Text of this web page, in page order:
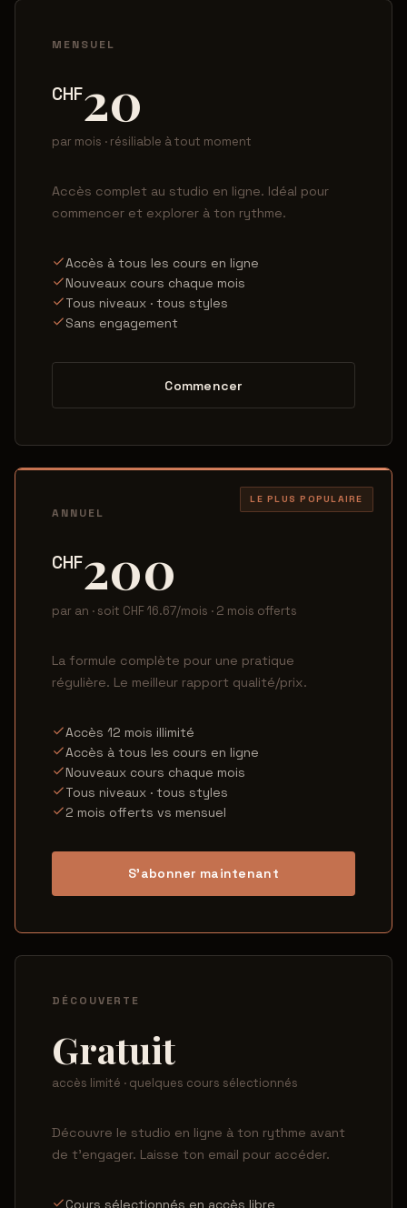
MENSUEL
CHF20
par mois · résiliable à tout moment
Accès complet au studio en ligne. Idéal pour
commencer et explorer à ton rythme.
Accès à tous les cours en ligne
Nouveaux cours chaque mois
Tous niveaux · tous styles
Sans engagement
Commencer
LE PLUS POPULAIRE
ANNUEL
CHF200
par an · soit CHF 16.67/mois · 2 mois offerts
La formule complète pour une pratique
régulière. Le meilleur rapport qualité/prix.
Accès 12 mois illimité
Accès à tous les cours en ligne
Nouveaux cours chaque mois
Tous niveaux · tous styles
2 mois offerts vs mensuel
S'abonner maintenant
DÉCOUVERTE
Gratuit
accès limité · quelques cours sélectionnés
Découvre le studio en ligne à ton rythme avant
de t'engager. Laisse ton email pour accéder.
Cours sélectionnés en accès libre